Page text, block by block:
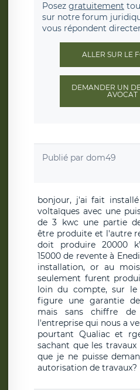
Posez gratuitement
sur notre forum
vous répondent
ALLER SUR LE
DEMANDER UN
AVOCAT
Publié par dom49
bonjour, j'ai fait
voltaïques avec une
de 3 kwc une partie
être produite et l'autre
doit produire 20000
15000 de revente à
installation, or au
seulement furent
loin du compte, sur
figure une garantie
mais sans chiffre de
l'entreprise qui nous a
pourtant Qualiac et
sachant que les
que je ne puisse
autorisation de travaux?